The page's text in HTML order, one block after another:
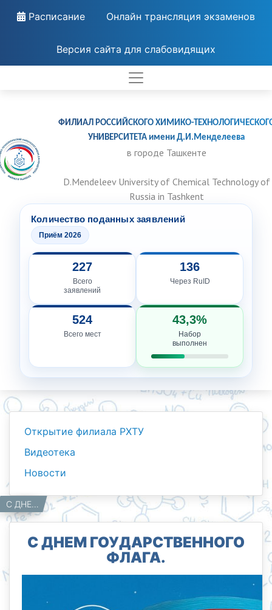
Расписание Онлайн трансляция экзаменов
Версия сайта для слабовидящих
ФИЛИАЛ РОССИЙСКОГО ХИМИКО-
УНИВЕРСИТЕТА имени Д.И.Менделеева
в городе Ташкенте
D.Mendeleev University of Chemical Technology of
Russia in Tashkent
Количество поданных заявлений
Приём 2026
227
Всего
заявлений
136
Через RuID
524
Всего мест
43,3%
Набор
выполнен
Открытие филиала РХТУ
Видеотека
Новости
Главная
Работникам
Новости С ДНЕМ ГОУДАРСТВЕННОГО ФЛАГА.
С ДНЕМ ГОУДАРСТВЕННОГО
ФЛАГА.